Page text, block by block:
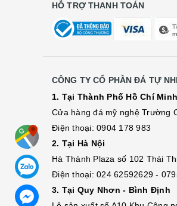
HỖ TRỢ THANH TOÁN
CÔNG TY CỔ PHẦN ĐÁ TỰ
1. Tại Thành Phố Hồ Chí Minh
Cửa hàng đá mỹ nghệ Trường
Điện thoại: 0904 178 983
2. Tại Hà Nội
Hà Thành Plaza số 102 Thái
Điện thoại: 024 62592629 -
3. Tại Quy Nhơn - Bình Định